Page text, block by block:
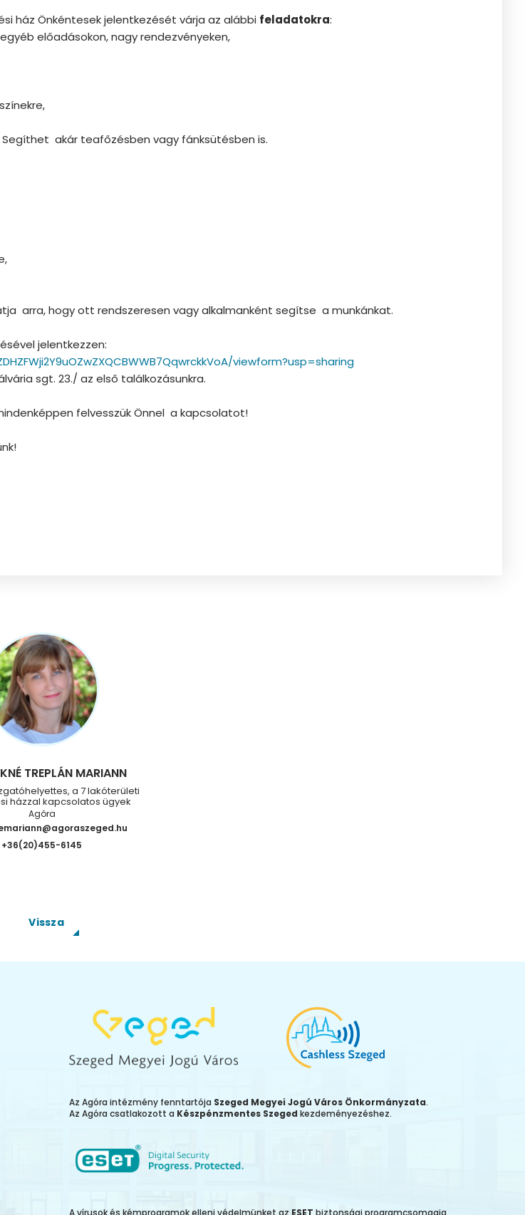
ház Önkéntesek jelentkezését várja az alábbi feladatokra:
előadásokon, nagy rendezvényeken,
akár teafőzésben vagy fánksütésben is.
arra, hogy ott rendszeresen vagy alkalmanként segítse a munkánkat.
jelentkezzen:
viewform?usp=sharing
sgt. 23./ az első találkozásunkra.
felvesszük Önnel a kapcsolatot!
TREPLÁN MARIANN
a 7 lakóterületi
házzal kapcsolatos ügyek
Agóra
+36(20)455-6145
Vissza
Az Agóra intézmény fenntartója Szeged Megyei Jogú Város Önkormányzata.
Az Agóra csatlakozott a Készpénzmentes Szeged kezdeményezéshez.
A vírusok és kémprogramok elleni védelmünket az ESET biztonsági programcsomagja